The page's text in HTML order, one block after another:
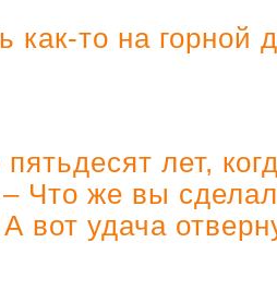
как-то на горной
лет,
Что же вы
вот удача